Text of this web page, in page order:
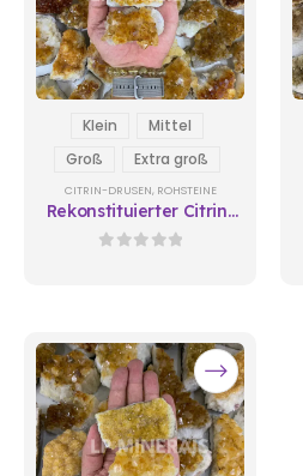
Klein
Mittel
Groß
Extra groß
CITRIN-DRUSEN, ROHSTEINE
Rekonstituierter Citrin-
Drusen 2